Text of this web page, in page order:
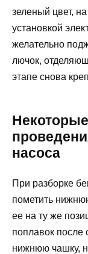
зеленый цвет,
установкой
желательно
лючок,
этапе снова
насоса
При разборке
пометить
ее на ту же
поплавок после
нижнюю чашку,